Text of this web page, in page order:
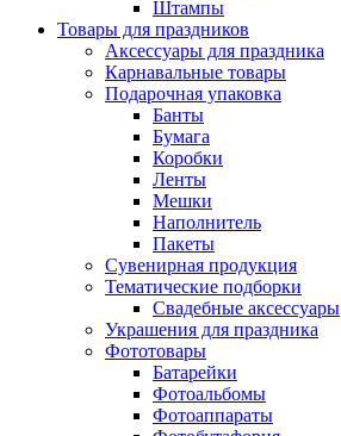
Штампы
Товары для праздников
Аксессуары для праздника
Карнавальные товары
Подарочная упаковка
Банты
Бумага
Коробки
Ленты
Мешки
Наполнитель
Пакеты
Сувенирная продукция
Тематические подборки
Свадебные аксессуары
Украшения для праздника
Фототовары
Батарейки
Фотоальбомы
Фотоаппараты